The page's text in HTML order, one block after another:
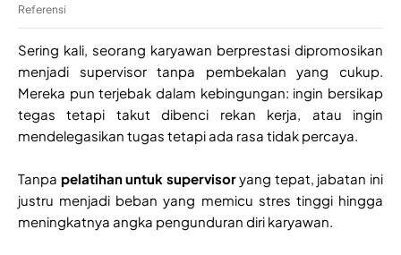
Referensi
Sering kali, seorang karyawan berprestasi dipromosikan
menjadi supervisor tanpa pembekalan yang cukup.
Mereka pun terjebak dalam kebingungan: ingin bersikap
tegas tetapi takut dibenci rekan kerja, atau ingin
mendelegasikan tugas tetapi ada rasa tidak percaya.
Tanpa pelatihan untuk supervisoryang tepat, jabatan ini
justru menjadi beban yang memicu stres tinggi hingga
meningkatnya angka pengunduran diri karyawan.